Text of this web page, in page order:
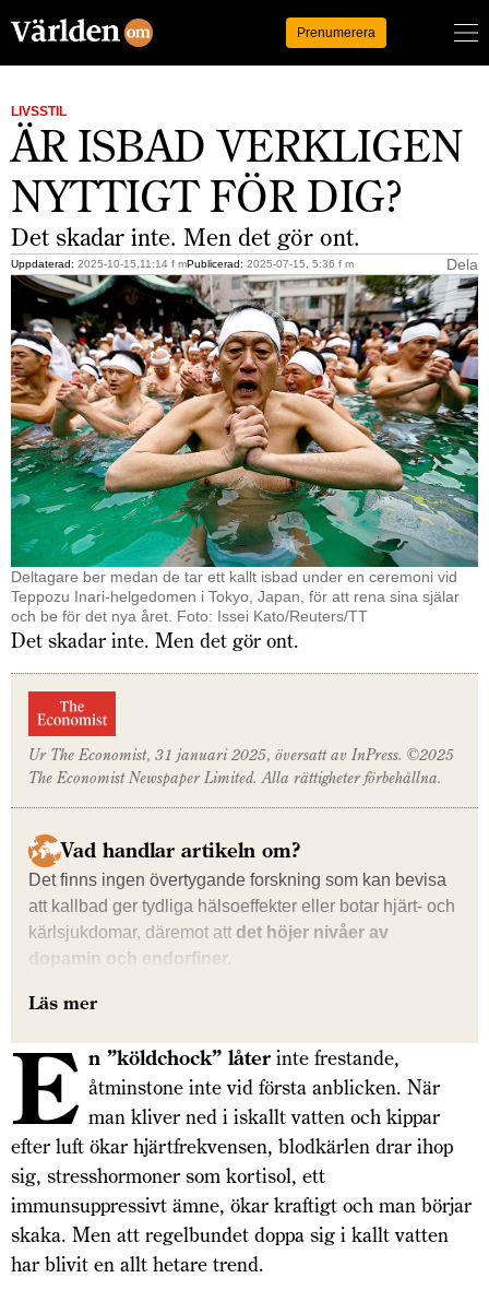
Prenumerera
LIVSSTIL
ÄR ISBAD VERKLIGEN
NYTTIGT FÖR DIG?
Det skadar inte. Men det gör ont.
Uppdaterad: 2025-10-15,11:14 f mPublicerad: 2025-07-15, 5:36 f m Dela
Deltagare ber medan de tar ett kallt isbad under en ceremoni vid
Teppozu Inari-helgedomen i Tokyo, Japan, för att rena sina själar
och be för det nya året. Foto: Issei Kato/Reuters/TT
Det skadar inte. Men det gör ont.
Ur The Economist, 31 januari 2025, översatt av InPress. ©2025
The EconomistNewspaper Limited. Alla rättig­heter förbehållna.
Vad handlar artikeln om?
Det finns ingen övertygande forskning som kan bevisa
att kallbad ger tydliga hälsoeffekter eller botar hjärt- och
kärlsjukdomar, däremot att det höjer nivåer av
dopamin och endorfiner.
Läs mer
E n ”köldchock” låter inte frestande,
åtminstone inte vid första anblicken. När
man kliver ned i iskallt vatten och kippar
efter luft ökar hjärtfrekvensen, blodkärlen drar ihop
sig, stresshormoner som kortisol, ett
immunsuppressivt ämne, ökar kraftigt och man börjar
skaka. Men att regelbundet doppa sig i kallt vatten
har blivit en allt hetare trend.